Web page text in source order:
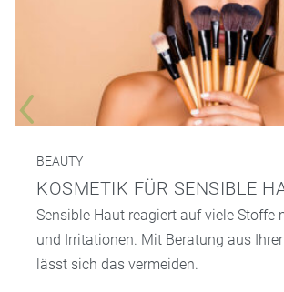
BEAUTY
KOSMETIK FÜR SENSIBLE
Sensible Haut reagiert auf viele Stoffe
und Irritationen. Mit Beratung aus
lässt sich das vermeiden.